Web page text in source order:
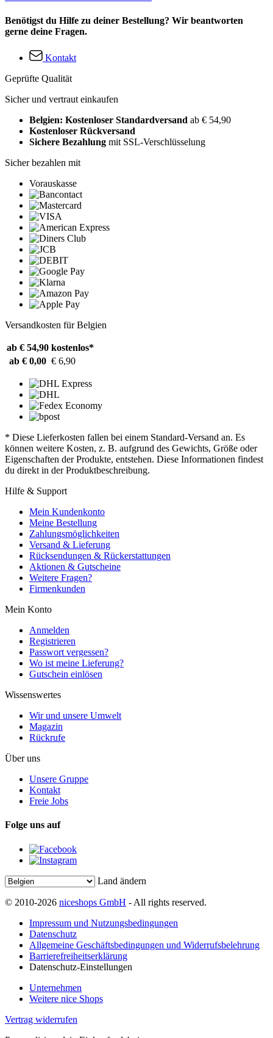
Benötigst du Hilfe zu deiner Bestellung? Wir beantworten
gerne deine Fragen.
Kontakt
Geprüfte Qualität
Sicher und vertraut einkaufen
Belgien: Kostenloser Standardversand ab € 54,90
Kostenloser Rückversand
Sichere Bezahlung mit SSL-Verschlüsselung
Sicher bezahlen mit
Vorauskasse
Versandkosten für Belgien
ab € 54,90 kostenlos*
ab € 0,00 € 6,90
* Diese Lieferkosten fallen bei einem Standard-Versand an. Es
können weitere Kosten, z. B. aufgrund des Gewichts, Größe oder
Eigenschaften der Produkte, entstehen. Diese Informationen findest
du direkt in der Produktbeschreibung.
Hilfe & Support
Mein Kundenkonto
Meine Bestellung
Zahlungsmöglichkeiten
Versand & Lieferung
Rücksendungen & Rückerstattungen
Aktionen & Gutscheine
Weitere Fragen?
Firmenkunden
Mein Konto
Anmelden
Registrieren
Passwort vergessen?
Wo ist meine Lieferung?
Gutschein einlösen
Wissenswertes
Wir und unsere Umwelt
Magazin
Rückrufe
Über uns
Unsere Gruppe
Kontakt
Freie Jobs
Folge uns auf
Land ändern
© 2010-2026 niceshops GmbH - All rights reserved.
Impressum und Nutzungsbedingungen
Datenschutz
Allgemeine Geschäftsbedingungen und Widerrufsbelehrung
Barrierefreiheitserklärung
Datenschutz-Einstellungen
Unternehmen
Weitere nice Shops
Vertrag widerrufen